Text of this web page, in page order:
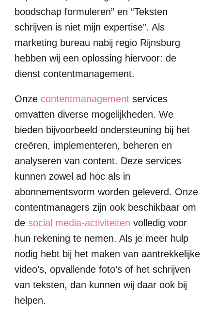
boodschap formuleren” en “Teksten
schrijven is niet mijn expertise”. Als
marketing bureau nabij regio Rijnsburg
hebben wij een oplossing hiervoor: de
dienst contentmanagement.
Onze contentmanagement services
omvatten diverse mogelijkheden. We
bieden bijvoorbeeld ondersteuning bij het
creëren, implementeren, beheren en
analyseren van content. Deze services
kunnen zowel ad hoc als in
abonnementsvorm worden geleverd. Onze
contentmanagers zijn ook beschikbaar om
de social media-activiteiten volledig voor
hun rekening te nemen. Als je meer hulp
nodig hebt bij het maken van aantrekkelijke
video’s, opvallende foto’s of het schrijven
van teksten, dan kunnen wij daar ook bij
helpen.